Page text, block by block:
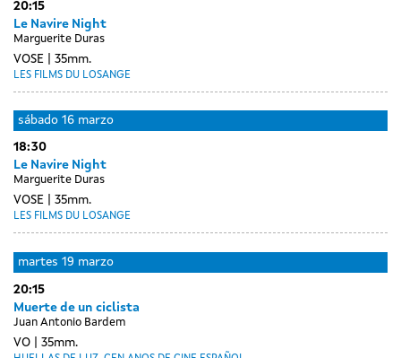
20:15
Le Navire Night
Marguerite Duras
VOSE 35mm.
LES FILMS DU LOSANGE
sábado 16 marzo
18:30
Le Navire Night
Marguerite Duras
VOSE 35mm.
LES FILMS DU LOSANGE
luns
marzo
Day
without
sessions
martes 19 marzo
20:15
Muerte de un ciclista
Juan Antonio Bardem
VO 35mm.